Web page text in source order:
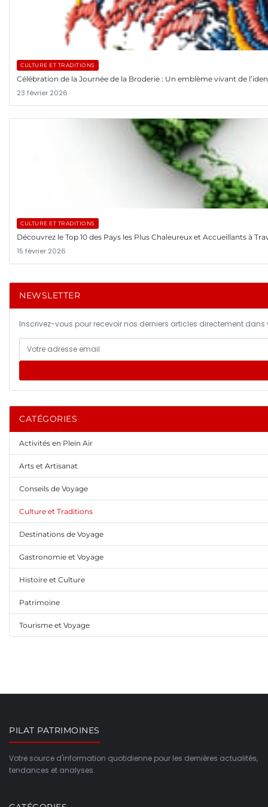
CULTURE ET TRADITIONS
Célébration de la Journée de la Broderie : Un emblème vivant de
23 février 2026
CULTURE ET TRADITIONS
Découvrez le Top 10 des Pays les Plus Chaleureux et Accueillants à
15 février 2026
NEWSLETTER
Inscrivez-vous pour recevoir nos derniers articles directement dans
CATÉGORIES
Activités en Plein Air
Arts et Artisanat
Conseils de Voyage
Culture et Traditions
Destinations de Voyage
Gastronomie et Voyage
Histoire et Culture
Patrimoine
Tourisme et Voyage
PILAT PATRIMOINES
Votre source d'information quotidienne pour les dernières actualités,
tendances et analyses.